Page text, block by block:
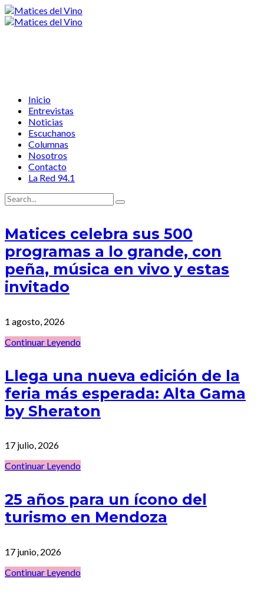
Inicio
Entrevistas
Noticias
Escuchanos
Columnas
Nosotros
Contacto
La Red 94.1
Matices celebra sus 500
programas a lo grande, con
peña, música en vivo y estas
invitado
1 agosto, 2026
Continuar Leyendo
Llega una nueva edición de la
feria más esperada: Alta Gama
by Sheraton
17 julio, 2026
Continuar Leyendo
25 años para un ícono del
turismo en Mendoza
17 junio, 2026
Continuar Leyendo